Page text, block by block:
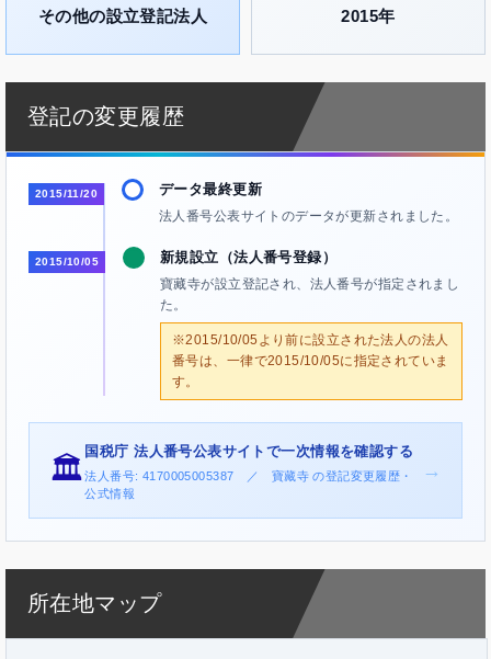
その他の設立登記法人 2015年
登記の変更履歴
2015/11/20 データ最終更新
法人番号公表サイトのデータが更新されました。
2015/10/05 新規設立（法人番号登録）
寶藏寺が設立登記され、法人番号が指定されまし
た。
※2015/10/05より前に設立された法人の法人
番号は、一律で2015/10/05に指定されていま
す。
🏛️
国税庁 法人番号公表サイトで一次情報を確認する
法人番号: 4170005005387 ／ 寶藏寺 の登記変更履歴・
公式情報
→
所在地マップ